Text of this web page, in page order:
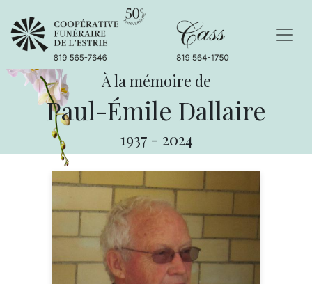
À la mémoire de
Paul-Émile Dallaire
1937 - 2024